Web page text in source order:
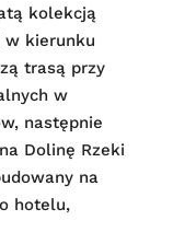
kolekcją
w kierunku
trasą przy
w
następnie
Dolinę Rzeki
na
hotelu,